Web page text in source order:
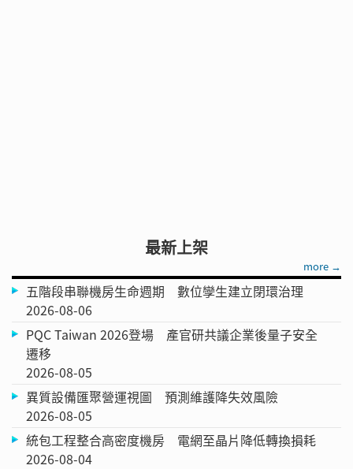
最新上架
more →
五階段串聯機房生命週期 數位孿生建立閉環治理
2026-08-06
PQC Taiwan 2026登場 產官研共議企業後量子安全
遷移
2026-08-05
異質設備匯聚營運視圖 預測維護降失效風險
2026-08-05
統包工程整合高密度機房 電網至晶片降低轉換損耗
2026-08-04